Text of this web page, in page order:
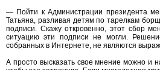
— Пойти к Администрации президента
Татьяна, разливая детям по тарелкам
подписи. Скажу откровенно, этот сбор
ситуацию эти подписи не могли.
собранных в Интернете, не являются
А просто высказать свое мнение можно и